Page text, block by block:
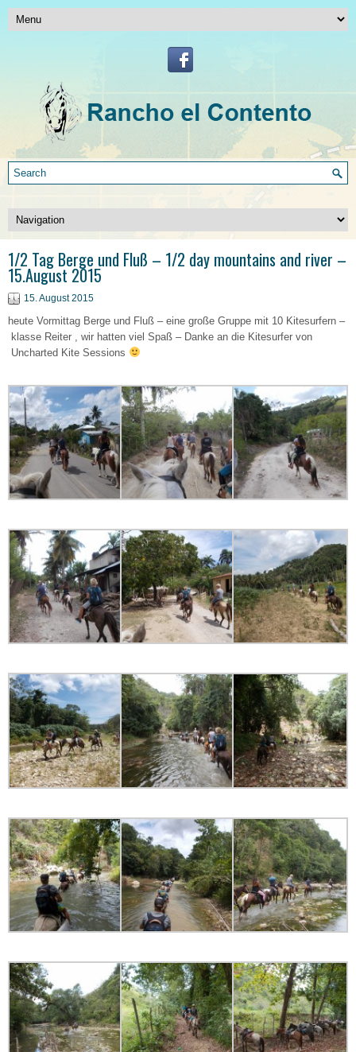
1/2 Tag Berge und Fluß – 1/2 day mountains and river –
15.August 2015
15. August 2015
heute Vormittag Berge und Fluß – eine große Gruppe mit 10 Kitesurfern –
klasse Reiter , wir hatten viel Spaß – Danke an die Kitesurfer von
Uncharted Kite Sessions